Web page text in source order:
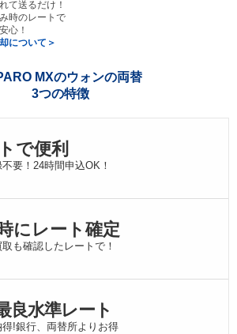
て送るだけ！
時のレートで
心！
について＞
MXのウォンの両替
3つの特徴
で便利
要！24時間申込OK！
にレート確定
も確認したレートで！
良水準レート
得!銀行、両替所よりお得